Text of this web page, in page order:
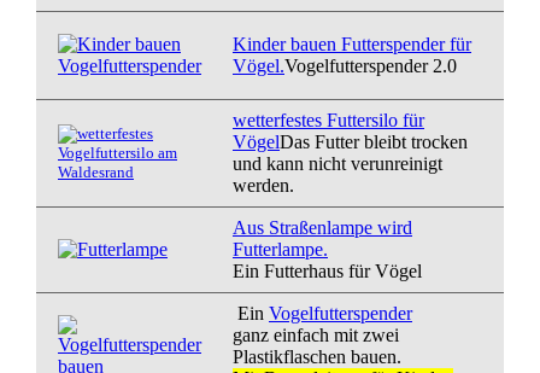
Kinder bauen Futterspender für
Vögel.Vogelfutterspender 2.0
wetterfestes Futtersilo für
VögelDas Futter bleibt trocken
und kann nicht verunreinigt
werden.
Aus Straßenlampe wird
Futterlampe.
Ein Futterhaus für Vögel
Ein Vogelfutterspender
ganz einfach mit zwei
Plastikflaschen bauen.